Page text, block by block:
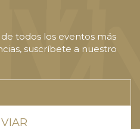
todos los eventos más
suscríbete a nuestro